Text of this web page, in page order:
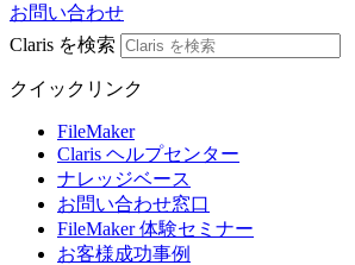
お問い合わせ
Claris を検索
クイックリンク
FileMaker
Claris ヘルプセンター
ナレッジベース
お問い合わせ窓口
FileMaker 体験セミナー
お客様成功事例